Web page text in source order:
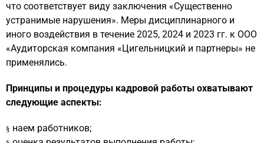
что соответствует виду заключения «Существенно
устранимые нарушения». Меры дисциплинарного и
иного воздействия в течение 2025, 2024 и 2023 гг. к ООО
«Аудиторская компания «Цигельницкий и партнеры» не
применялись.
Принципы и процедуры кадровой работы охватывают
следующие аспекты:
§ наем работников;